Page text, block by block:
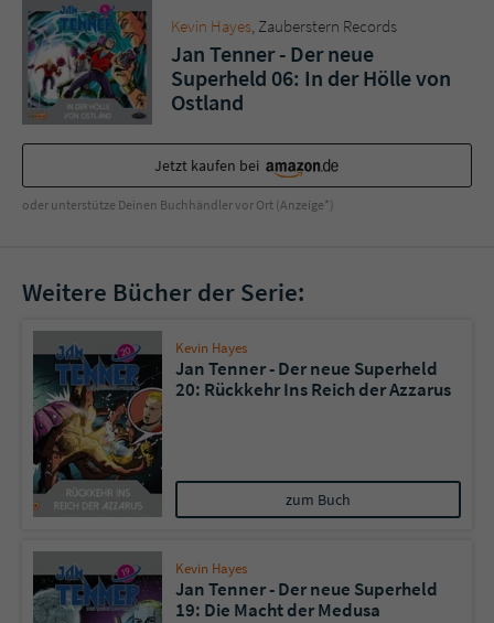
Kevin Hayes , Zauberstern Records
Jan Tenner - Der neue
Superheld 06: In der Hölle von
Ostland
Jetzt kaufen bei
oder unterstütze Deinen Buchhändler vor Ort (Anzeige*)
Weitere Bücher der Serie:
Kevin Hayes
Jan Tenner - Der neue Superheld
20: Rückkehr Ins Reich der Azzarus
zum Buch
Kevin Hayes
Jan Tenner - Der neue Superheld
19: Die Macht der Medusa
Zweck
Benutzer. Es wird benötigt um z. B. den
Sicherheitscode des Kontaktformulars zu
überprüfen.